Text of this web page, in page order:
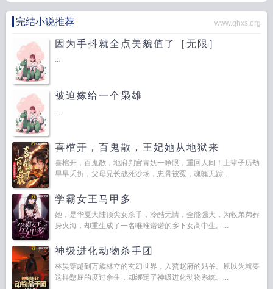
完结小说推荐 www.qhxs.org
因为手抖就全点美貌值了［无限］
...
被迫嫁给一个枭雄
...
喜棺开，百鬼散，王妃她从地狱来
喜棺开，百鬼散，地府判官青妩一睁眼，重回人间！上辈子历劫
早早夭折，父母兄长战死沙场，忠骨被冤，魂魄无踪...
学霸女王马甲多
她，是华夏大陆顶尖女杀手，冷酷无情，全能强大，为救弟弟葬
身火海，却重生成了一名唯唯诺诺的乡下女高中生。...
神级进化动物杀手团
林昊穿越到万族林立的玄幻世界，入赘赵府的姑爷。原以为就要
这样憋屈的度过余生，却绑定了神级进化动物系统。...